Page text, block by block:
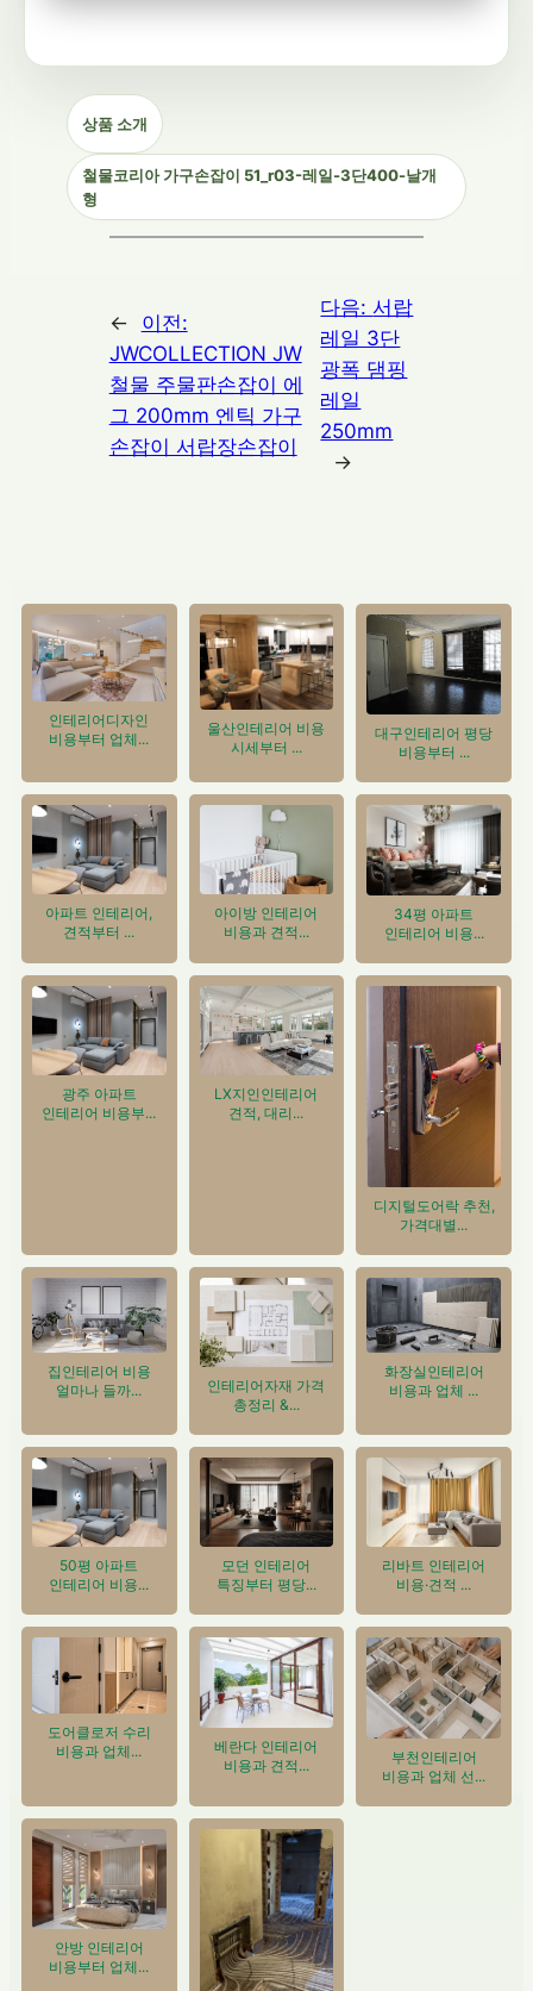
상품 소개
철물코리아 가구손잡이 51_r03-레일-3단400-날개
형
←
이전:
JWCOLLECTION JW
철물 주물판손잡이 에
그 200mm 엔틱 가구
손잡이 서랍장손잡이
다음: 서랍
레일 3단
광폭 댐핑
레일
250mm
→
인테리어디자인
비용부터 업체...
울산인테리어 비용
시세부터 ...
대구인테리어 평당
비용부터 ...
아파트 인테리어,
견적부터 ...
아이방 인테리어
비용과 견적...
34평 아파트
인테리어 비용...
광주 아파트
인테리어 비용부...
LX지인인테리어
견적, 대리...
디지털도어락 추천,
가격대별...
집인테리어 비용
얼마나 들까...
인테리어자재 가격
총정리 &...
화장실인테리어
비용과 업체 ...
50평 아파트
인테리어 비용...
모던 인테리어
특징부터 평당...
리바트 인테리어
비용·견적 ...
도어클로저 수리
비용과 업체...
베란다 인테리어
비용과 견적...
부천인테리어
비용과 업체 선...
안방 인테리어
비용부터 업체...